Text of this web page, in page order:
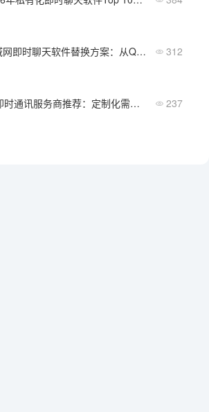
局域网即时聊天软件替换方案：从QQ/钉钉到专业系统的迁移指南 312
IM即时通讯服务商推荐：定制化需求企业的最佳解决方案 237